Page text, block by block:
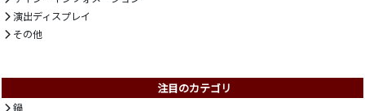
演出ディスプレイ
その他
注目のカテゴリ
鍋